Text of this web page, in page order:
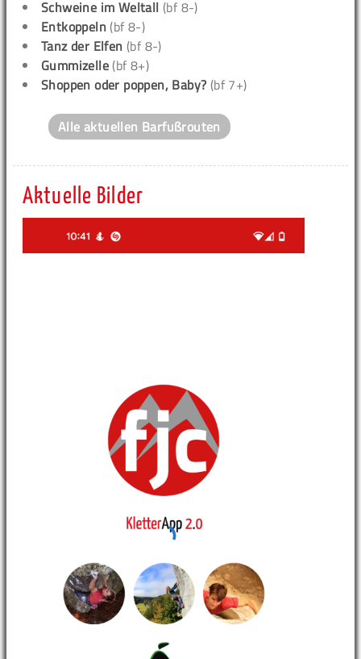
Schweine im Weltall (bf 8-)
Entkoppeln (bf 8-)
Tanz der Elfen (bf 8-)
Gummizelle (bf 8+)
Shoppen oder poppen, Baby? (bf 7+)
Alle aktuellen Barfußrouten
Aktuelle Bilder